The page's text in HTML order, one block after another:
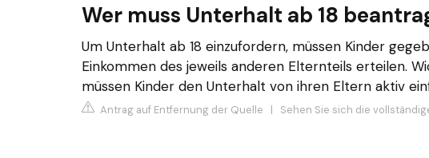
Wer muss Unterhalt ab 18
Um Unterhalt ab 18 einzufordern, müssen Kinder
Einkommen des jeweils anderen Elternteils erteilen.
müssen Kinder den Unterhalt von ihren Eltern aktiv
Antrag auf Entfernung der Quelle Sehen Sie sich die